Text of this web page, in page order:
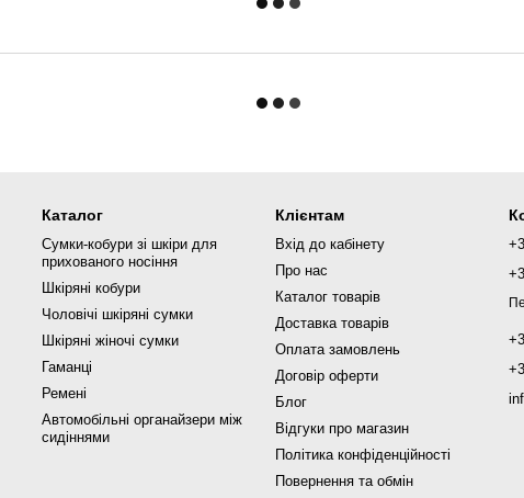
Каталог
Сумки-кобури зі шкіри для
прихованого носіння
Шкіряні кобури
Чоловічі шкіряні сумки
Шкіряні жіночі сумки
Гаманці
Ремені
Автомобільні органайзери між
сидіннями
Клієнтам
Вхід до кабінету
Про нас
Каталог товарів
Доставка товарів
Оплата замовлень
Договір оферти
Блог
Відгуки про магазин
Політика конфіденційності
Повернення та обмін